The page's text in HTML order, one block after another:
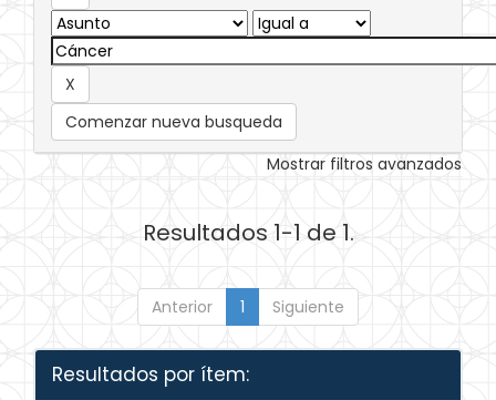
Comenzar nueva busqueda
Mostrar filtros avanzados
Resultados 1-1 de 1.
Anterior 1 Siguiente
Resultados por ítem: